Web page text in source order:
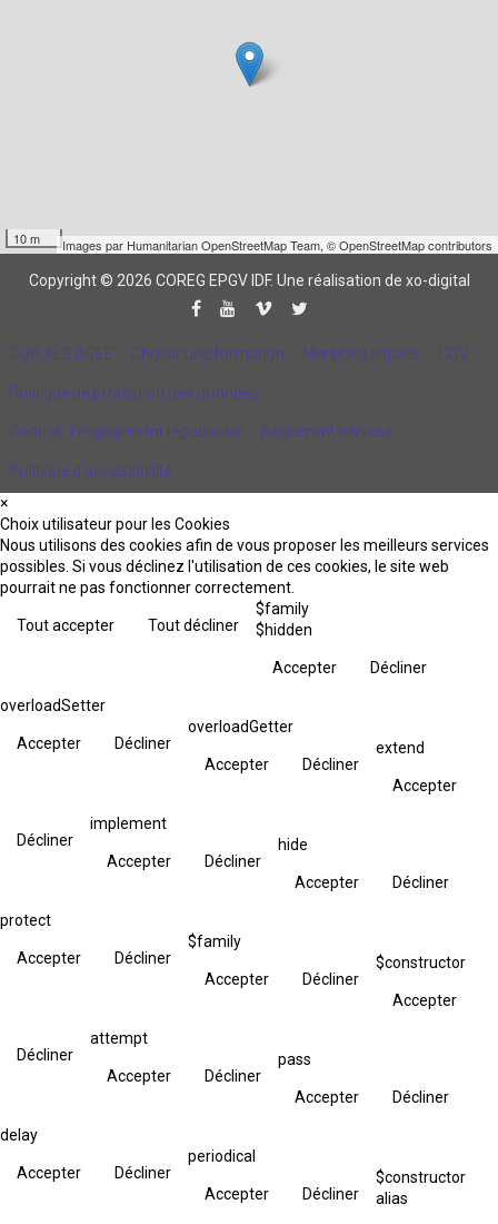
10 m Images par Humanitarian OpenStreetMap Team, © OpenStreetMap contributors
Copyright © 2026 COREG EPGV IDF. Une réalisation de xo-digital
CQP ALS AGEE Choisir une formation Mentions légales CGV
Politique de protection des données
Contrat d'engagement républicain Règlement intérieur
Politique d’accessibilité
×
Choix utilisateur pour les Cookies
Nous utilisons des cookies afin de vous proposer les meilleurs services
possibles. Si vous déclinez l'utilisation de ces cookies, le site web
pourrait ne pas fonctionner correctement.
Tout accepter Tout décliner
$family
$hidden
Accepter Décliner
overloadSetter
Accepter Décliner
overloadGetter
Accepter Décliner
extend
Accepter
Décliner
implement
Accepter Décliner
hide
Accepter Décliner
protect
Accepter Décliner
$family
Accepter Décliner
$constructor
Accepter
Décliner
attempt
Accepter Décliner
pass
Accepter Décliner
delay
Accepter Décliner
periodical
Accepter Décliner
$constructor
alias